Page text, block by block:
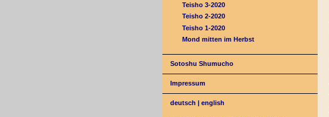
Teisho 3-2020
Teisho 2-2020
Teisho 1-2020
Mond mitten im Herbst
Sotoshu Shumucho
Impressum
deutsch |english